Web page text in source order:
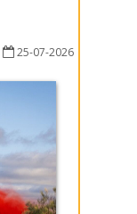
25-07-2026